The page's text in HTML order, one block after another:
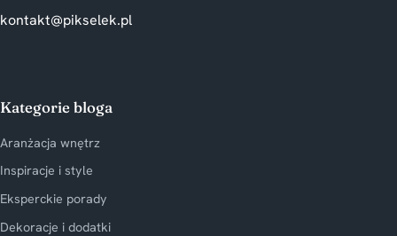
kontakt@pikselek.pl
Kategorie bloga
Aranżacja wnętrz
Inspiracje i style
Eksperckie porady
Dekoracje i dodatki